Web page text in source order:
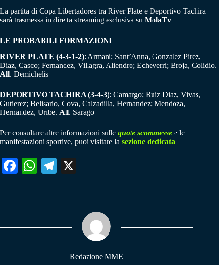
La partita di Copa Libertadores tra River Plate e Deportivo Tachira
sarà trasmessa in diretta streaming esclusiva su MolaTv.
LE PROBABILI FORMAZIONI
RIVER PLATE (4-3-1-2): Armani; Sant’Anna, Gonzalez Pirez,
Diaz, Casco; Fernandez, Villagra, Aliendro; Echeverri; Broja, Colidio.
All. Demichelis
DEPORTIVO TACHIRA (3-4-3): Camargo; Ruiz Diaz, Vivas,
Gutierez; Belisario, Cova, Calzadilla, Hernandez; Mendoza,
Hernandez, Uribe. All. Sarago
Per consultare altre informazioni sulle quote scommesse e le
manifestazioni sportive, puoi visitare la sezione dedicata
Fa W
pp
Te
m
Redazione MME